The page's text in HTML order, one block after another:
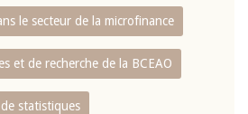
le secteur de la microfinance
et de recherche de la BCEAO
statistiques